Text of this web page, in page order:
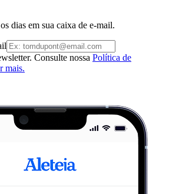
dias em sua caixa de e-mail.
Consulte nossa Política de
mais.